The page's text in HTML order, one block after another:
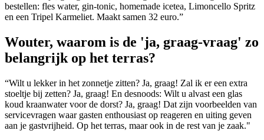
bestellen: fles water, gin-tonic, homemade icetea, Limoncello Spritz
en een Tripel Karmeliet. Maakt samen 32 euro.”
Wouter, waarom is de 'ja, graag-vraag' zo
belangrijk op het terras?
“Wilt u lekker in het zonnetje zitten? Ja, graag! Zal ik er een extra
stoeltje bij zetten? Ja, graag! En desnoods: Wilt u alvast een glas
koud kraanwater voor de dorst? Ja, graag! Dat zijn voorbeelden van
servicevragen waar gasten enthousiast op reageren en uiting geven
aan je gastvrijheid. Op het terras, maar ook in de rest van je zaak."